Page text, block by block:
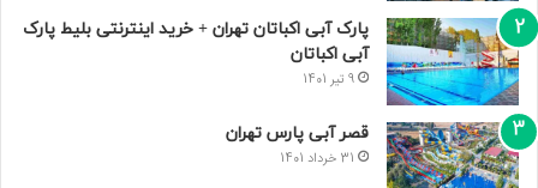
پارک آبی اکباتان تهران + خرید اینترنتی بلیط پارک
آبی اکباتان
9 تیر 1401
قصر آبی پارس تهران
31 خرداد 1401